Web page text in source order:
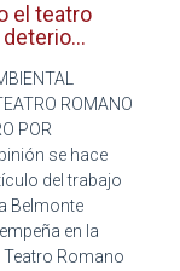
el teatro
ROMANO
POR
se hace
del trabajo
Belmonte
en la
Romano